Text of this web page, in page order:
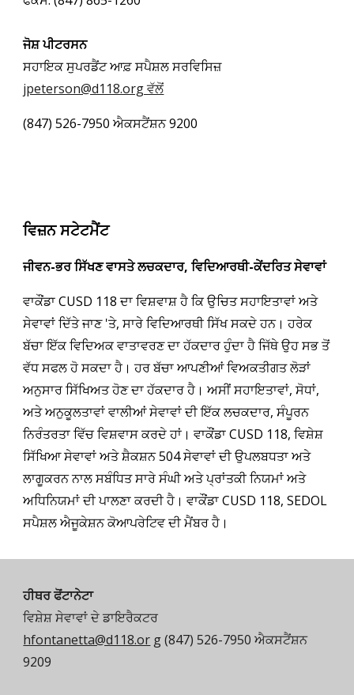
ਜੋਸ਼ ਪੀਟਰਸਨ
ਸਹਾਇਕ ਸੁਪਰਡੈਂਟ ਆਫ਼ ਸਪੈਸ਼ਲ ਸਰਵਿਸਿਜ਼
jpeterson@d118.org ਵੱਲੋਂ
(847) 526-7950 ਐਕਸਟੈਂਸ਼ਨ 9200
ਵਿਜ਼ਨ ਸਟੇਟਮੈਂਟ
ਜੀਵਨ-ਭਰ ਸਿੱਖਣ ਵਾਸਤੇ ਲਚਕਦਾਰ, ਵਿਦਿਆਰਥੀ-ਕੇਂਦਰਿਤ ਸੇਵਾਵਾਂ
ਵਾਕੌਂਡਾ CUSD 118 ਦਾ ਵਿਸ਼ਵਾਸ਼ ਹੈ ਕਿ ਉਚਿਤ ਸਹਾਇਤਾਵਾਂ ਅਤੇ
ਸੇਵਾਵਾਂ ਦਿੱਤੇ ਜਾਣ 'ਤੇ, ਸਾਰੇ ਵਿਦਿਆਰਥੀ ਸਿੱਖ ਸਕਦੇ ਹਨ। ਹਰੇਕ
ਬੱਚਾ ਇੱਕ ਵਿਦਿਅਕ ਵਾਤਾਵਰਣ ਦਾ ਹੱਕਦਾਰ ਹੁੰਦਾ ਹੈ ਜਿੱਥੇ ਉਹ ਸਭ ਤੋਂ
ਵੱਧ ਸਫਲ ਹੋ ਸਕਦਾ ਹੈ। ਹਰ ਬੱਚਾ ਆਪਣੀਆਂ ਵਿਅਕਤੀਗਤ ਲੋੜਾਂ
ਅਨੁਸਾਰ ਸਿੱਖਿਅਤ ਹੋਣ ਦਾ ਹੱਕਦਾਰ ਹੈ। ਅਸੀਂ ਸਹਾਇਤਾਵਾਂ, ਸੋਧਾਂ,
ਅਤੇ ਅਨੁਕੂਲਤਾਵਾਂ ਵਾਲੀਆਂ ਸੇਵਾਵਾਂ ਦੀ ਇੱਕ ਲਚਕਦਾਰ, ਸੰਪੂਰਨ
ਨਿਰੰਤਰਤਾ ਵਿੱਚ ਵਿਸ਼ਵਾਸ ਕਰਦੇ ਹਾਂ। ਵਾਕੌਂਡਾ CUSD 118, ਵਿਸ਼ੇਸ਼
ਸਿੱਖਿਆ ਸੇਵਾਵਾਂ ਅਤੇ ਸ਼ੈਕਸ਼ਨ 504 ਸੇਵਾਵਾਂ ਦੀ ਉਪਲਬਧਤਾ ਅਤੇ
ਲਾਗੂਕਰਨ ਨਾਲ ਸਬੰਧਿਤ ਸਾਰੇ ਸੰਘੀ ਅਤੇ ਪ੍ਰਾਂਤਕੀ ਨਿਯਮਾਂ ਅਤੇ
ਅਧਿਨਿਯਮਾਂ ਦੀ ਪਾਲਣਾ ਕਰਦੀ ਹੈ। ਵਾਕੌਂਡਾ CUSD 118, SEDOL
ਸਪੈਸ਼ਲ ਐਜੂਕੇਸ਼ਨ ਕੋਆਪਰੇਟਿਵ ਦੀ ਮੈਂਬਰ ਹੈ।
ਹੀਥਰ ਫੋਂਟਾਨੇਟਾ
ਵਿਸ਼ੇਸ਼ ਸੇਵਾਵਾਂ ਦੇ ਡਾਇਰੈਕਟਰ
hfontanetta@d118.or g (847) 526-7950 ਐਕਸਟੈਂਸ਼ਨ
9209